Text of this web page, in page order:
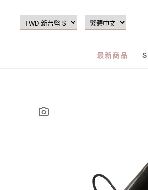
最新商品